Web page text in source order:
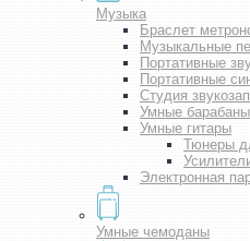
Музыка
Браслет
Музыкальные
Портативные
Портативные
Студия
Умные барабаны
Умные гитары
Тюнеры
Электронная
Умные чемоданы